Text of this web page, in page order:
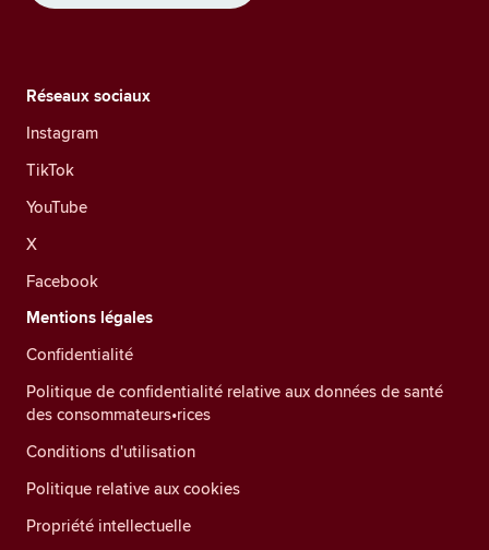
Réseaux sociaux
Instagram
TikTok
YouTube
X
Facebook
Mentions légales
Confidentialité
Politique de confidentialité relative aux données de santé
des consommateurs•rices
Conditions d'utilisation
Politique relative aux cookies
Propriété intellectuelle